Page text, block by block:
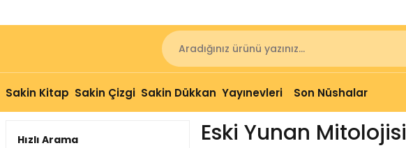
Sakin Kitap Sakin Çizgi Sakin Dükkan Yayınevleri Son Nüshalar
Hızlı Arama Eski Yunan Mitolojisi